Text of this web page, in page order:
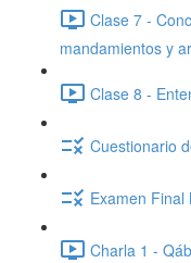
Clase 7 -
mandamientos y
Clase 8 -
Cuestionario
Examen Final
Charla 1 -